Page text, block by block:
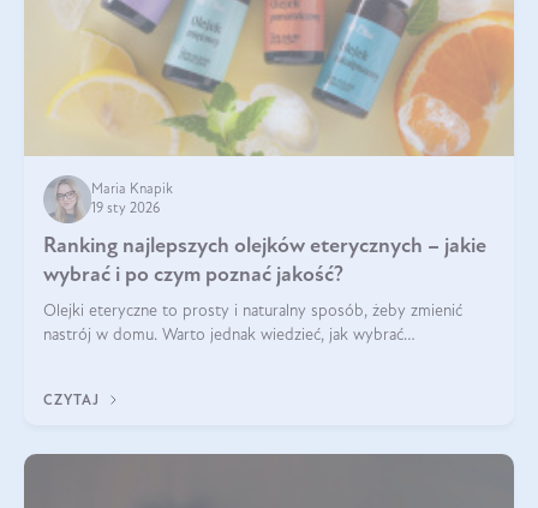
Maria Knapik
19 sty 2026
Ranking najlepszych olejków eterycznych – jakie
wybrać i po czym poznać jakość?
Olejki eteryczne to prosty i naturalny sposób, żeby zmienić
nastrój w domu. Warto jednak wiedzieć, jak wybrać
kryteria wyboru!
CZYTAJ